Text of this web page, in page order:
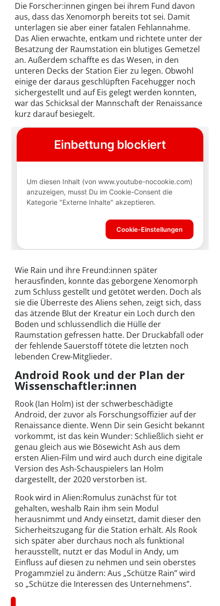
Die Forscher:innen gingen bei ihrem Fund davon
aus, dass das Xenomorph bereits tot sei. Damit
unterlagen sie aber einer fatalen Fehlannahme.
Das Alien erwachte, entkam und richtete unter der
Besatzung der Raumstation ein blutiges Gemetzel
an. Außerdem schaffte es das Wesen, in den
unteren Decks der Station Eier zu legen. Obwohl
einige der daraus geschlüpften Facehugger noch
sichergestellt und auf Eis gelegt werden konnten,
war das Schicksal der Mannschaft der Renaissance
kurz darauf besiegelt.
Wie Rain und ihre Freund:innen später
herausfinden, konnte das geborgene Xenomorph
zum Schluss gestellt und getötet werden. Doch als
sie die Überreste des Aliens sehen, zeigt sich, dass
das ätzende Blut der Kreatur ein Loch durch den
Boden und schlussendlich die Hülle der
Raumstation gefressen hatte. Der Druckabfall oder
der fehlende Sauerstoff tötete die letzten noch
lebenden Crew-Mitglieder.
Android Rook und der Plan der
Wissenschaftler:innen
Rook (Ian Holm) ist der schwerbeschädigte
Android, der zuvor als Forschungsoffizier auf der
Renaissance diente. Wenn Dir sein Gesicht bekannt
vorkommt, ist das kein Wunder: Schließlich sieht er
genau gleich aus wie Bösewicht Ash aus dem
ersten Alien-Film und wird auch durch eine digitale
Version des Ash-Schauspielers Ian Holm
dargestellt, der 2020 verstorben ist.
Rook wird in Alien:Romulus zunächst für tot
gehalten, weshalb Rain ihm sein Modul
herausnimmt und Andy einsetzt, damit dieser den
Sicherheitszugang für die Station erhält. Als Rook
sich später aber durchaus noch als funktional
herausstellt, nutzt er das Modul in Andy, um
Einfluss auf diesen zu nehmen und sein oberstes
Progammziel zu ändern: Aus „Schütze Rain” wird
so „Schütze die Interessen des Unternehmens”.